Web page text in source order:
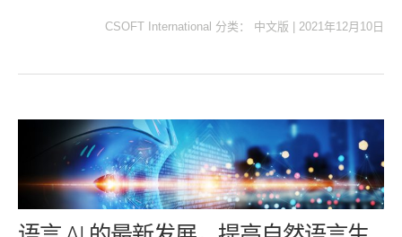
CSOFT International 分类： 中文版 2021年12月10日